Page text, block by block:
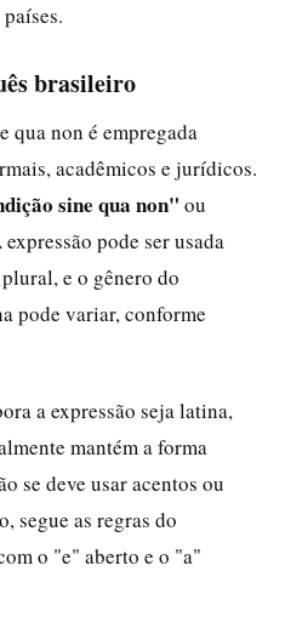
brasileiro
qua non é empregada
acadêmicos e jurídicos.
sine qua non" ou
expressão pode ser usada
e o gênero do
pode variar, conforme
a expressão seja latina,
mantém a forma
se deve usar acentos ou
segue as regras do
o "e" aberto e o "a"